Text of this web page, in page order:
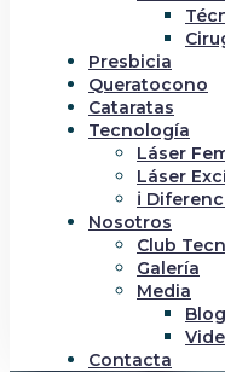
Presbicia
Queratocono
Cataratas
Tecnología
Láser
Láser
ℹ️
Nosotros
Club
Galería
Media
Blog
Contacta